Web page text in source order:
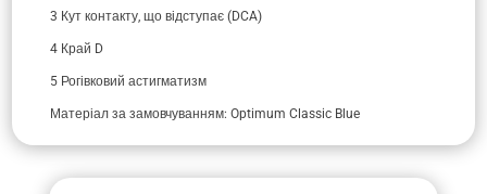
3 Кут контакту, що відступає (DCA)
4 Край D
5 Рогівковий астигматизм
Матеріал за замовчуванням: Optimum Classic Blue